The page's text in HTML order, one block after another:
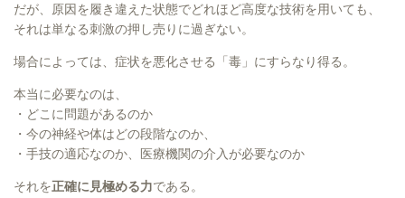
だが、原因を履き違えた状態でどれほど高度な技術を用いても、
それは単なる刺激の押し売りに過ぎない。
場合によっては、症状を悪化させる「毒」にすらなり得る。
本当に必要なのは、
・どこに問題があるのか
・今の神経や体はどの段階なのか、
・手技の適応なのか、医療機関の介入が必要なのか
それを正確に見極める力である。